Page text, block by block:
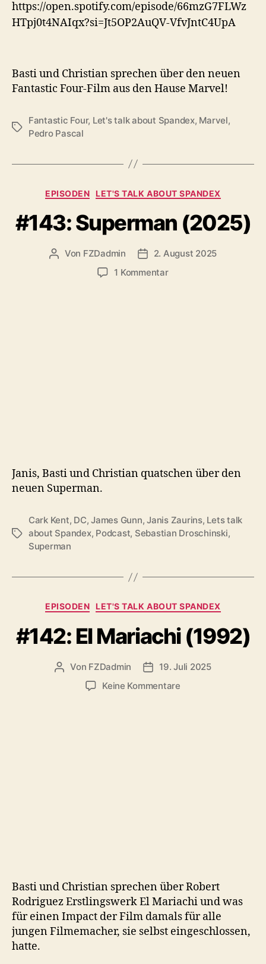
https://open.spotify.com/episode/66mzG7FLWz
HTpj0t4NAIqx?si=Jt5OP2AuQV-VfvJntC4UpA
Basti und Christian sprechen über den neuen
Fantastic Four-Film aus den Hause Marvel!
Schlagwörter
Fantastic Four, Let's talk about Spandex, Marvel,
Pedro Pascal
Kategorien
EPISODEN LET'S TALK ABOUT SPANDEX
#143: Superman (2025)
Beitragsautor
Von FZDadmin Veröffentlichungsdatum
2. August 2025
1 Kommentarzu
Janis, Basti und Christian quatschen über den
neuen Superman.
Schlagwörter
Cark Kent, DC,James Gunn,Janis Zaurins, Lets talk
about Spandex, Podcast, Sebastian Droschinski,
Superman
Kategorien
EPISODEN LET'S TALK ABOUT SPANDEX
#142: El Mariachi (1992)
Beitragsautor
Von FZDadmin Veröffentlichungsdatum
19. Juli 2025
Keine Kommentarezu
Basti und Christian sprechen über Robert
Rodriguez Erstlingswerk El Mariachi und was
für einen Impact der Film damals für alle
jungen Filmemacher, sie selbst eingeschlossen,
hatte.